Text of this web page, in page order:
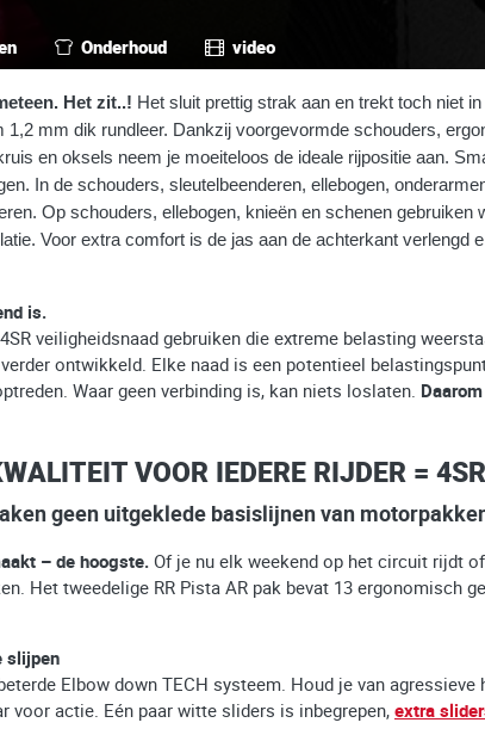
Onderhoud video
Het zit..! Het sluit prettig strak aan en trekt toch niet
mm dik rundleer. Dankzij voorgevormde schouders,
en oksels neem je moeiteloos de ideale rijpositie aan.
In de schouders, sleutelbeenderen, ellebogen,
Op schouders, ellebogen, knieën en schenen
Voor extra comfort is de jas aan de achterkant verlengd
is.
veiligheidsnaad gebruiken die extreme belasting
ontwikkeld. Elke naad is een potentieel
Waar geen verbinding is, kan niets loslaten.
VOOR IEDERE RIJDER =
geen uitgeklede basislijnen van
– de hoogste. Of je nu elk weekend op het circuit rijdt
Het tweedelige RR Pista AR pak bevat 13 ergonomisch
slijpen
Elbow down TECH systeem. Houd je van
voor actie. Eén paar witte sliders is inbegrepen, extra